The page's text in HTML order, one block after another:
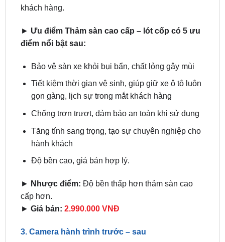
►Ưu điểm Thảm sàn cao cấp – lót cốp có 5 ưu
Bảo vệ sàn xe khỏi bụi bẩn, chất lỏng gây mùi
gọn gàng, lịch sự trong mắt khách hàng
Chống trơn trượt, đảm bảo an toàn khi sử dụng
hành khách
Độ bền cao, giá bán hợp lý.
Nhược điểm:Độ bền thấp hơn thảm sàn cao
► Giá bán:2.990.000 VNĐ
3. Camera hành trình trước – sau
hình phía trước được nhiều chủ xe chạy dịch vụ ưa